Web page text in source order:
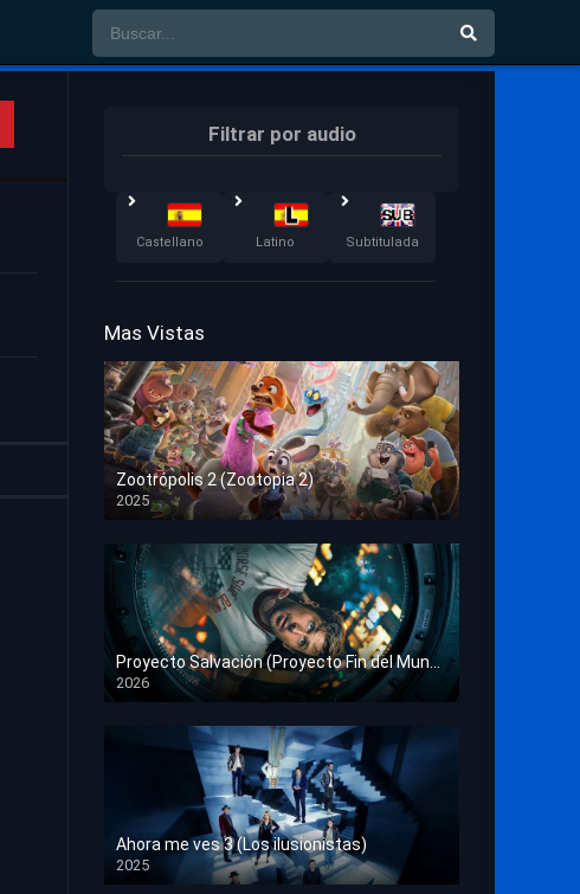
Filtrar por audio
Castellano Latino Subtitulada
Mas Vistas
Zootrópolis 2 (Zootopia 2)
2025
HD 1080p
Proyecto Salvación (Proyecto Fin del Mundo)
2026
HD 1080p
Ahora me ves 3 (Los ilusionistas)
2025
HD 1080p